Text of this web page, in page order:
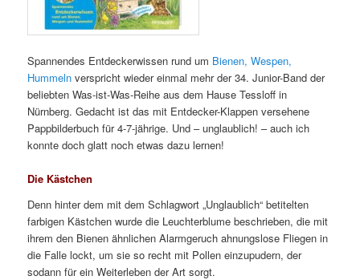
Spannendes Entdeckerwissen rund um Bienen, Wespen,
Hummeln verspricht wieder einmal mehr der 34. Junior-Band der
beliebten Was-ist-Was-Reihe aus dem Hause Tessloff in
Nürnberg. Gedacht ist das mit Entdecker-Klappen versehene
Pappbilderbuch für 4-7-jährige. Und – unglaublich! – auch ich
konnte doch glatt noch etwas dazu lernen!
Die Kästchen
Denn hinter dem mit dem Schlagwort „Unglaublich“ betitelten
farbigen Kästchen wurde die Leuchterblume beschrieben, die mit
ihrem den Bienen ähnlichen Alarmgeruch ahnungslose Fliegen in
die Falle lockt, um sie so recht mit Pollen einzupudern, der
sodann für ein Weiterleben der Art sorgt.